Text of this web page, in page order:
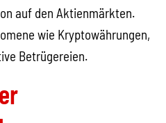
auf den Aktienmärkten.
wie Kryptowährungen,
Betrügereien.